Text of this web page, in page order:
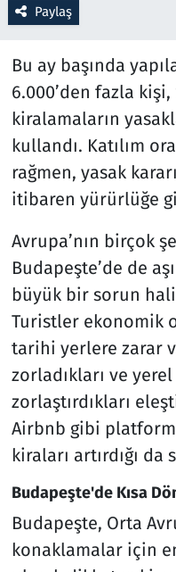
Paylaş
Bu ay başında
6.000’den fazla
kiralamaların
kullandı. Katılım
rağmen, yasak
itibaren yürürlüğe
Avrupa’nın birçok
Budapeşte’de de
büyük bir sorun
Turistler ekonomik
tarihi yerlere zarar
zorladıkları ve
zorlaştırdıkları
Airbnb gibi
kiraları artırdığı da
Budapeşte'de Kısa
Budapeşte, Orta
konaklamalar için
Seçim 2023
Spor
Teknoloji ve Bilim
Televizyon